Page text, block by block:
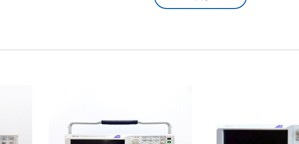
100％（割引率 0％） 6ヶ月
9ヶ月